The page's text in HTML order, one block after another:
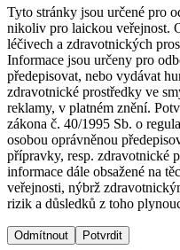
Prevence
Uzavírání
Řešení
Terapie
Dialyzační střediska​
B. Braun Avitum
svých střediscích v
dozvíte na stránkách
Nabídky pracovních
Objevte své kariérní
práce​ pro zajímavé
Odpovědnost
Média
Kontakt
Tyto stránky jsou určené pro
nikoliv pro laickou veřejnost.
léčivech a zdravotnických
Informace jsou určeny pro
předepisovat, nebo vydávat
zdravotnické prostředky ve
reklamy, v platném znění.
zákona č. 40/1995 Sb. o
osobou oprávněnou
přípravky, resp. zdravotnické
informace dále obsažené na
veřejnosti, nýbrž
rizik a důsledků z toho
Odmítnout Potvrdit